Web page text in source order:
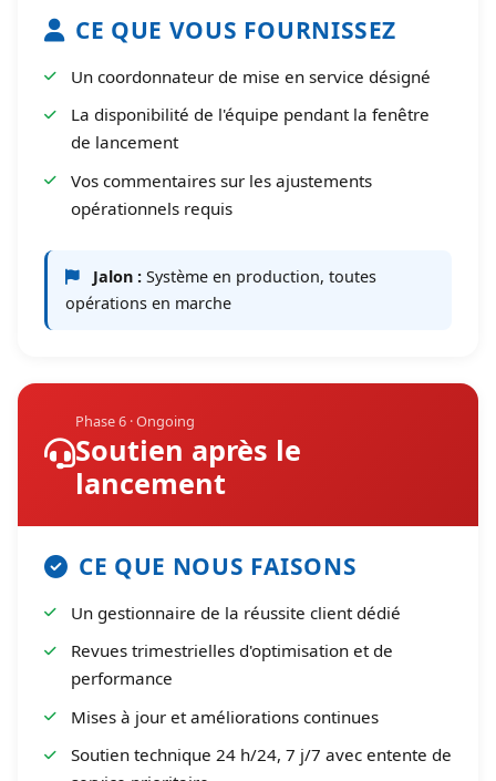
CE QUE VOUS FOURNISSEZ
Un coordonnateur de mise en service désigné
La disponibilité de l'équipe pendant la fenêtre
de lancement
Vos commentaires sur les ajustements
opérationnels requis
Jalon : Système en production, toutes
opérations en marche
Phase 6 · Ongoing
Soutien après le
lancement
CE QUE NOUS FAISONS
Un gestionnaire de la réussite client dédié
Revues trimestrielles d'optimisation et de
performance
Mises à jour et améliorations continues
Soutien technique 24 h/24, 7 j/7 avec entente de